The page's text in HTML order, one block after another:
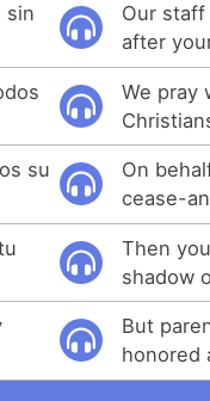
sin
Our
after
We pray
su
On
cease-
Then
shadow
But
honored